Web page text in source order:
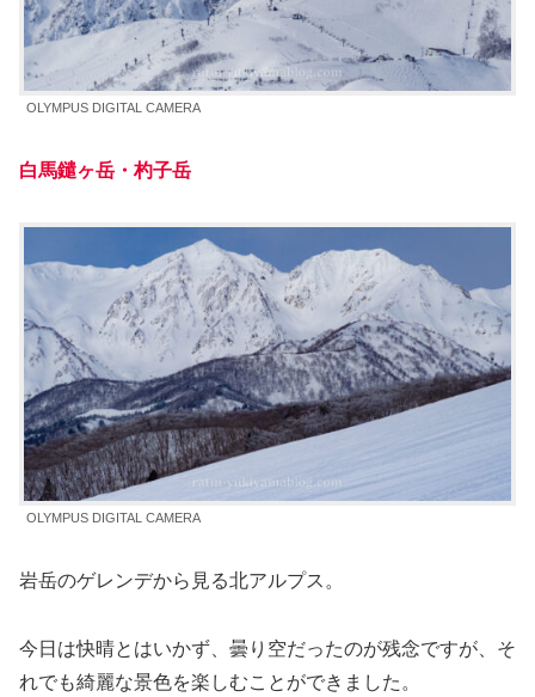
OLYMPUS DIGITAL CAMERA
白馬鑓ヶ岳・杓子岳
OLYMPUS DIGITAL CAMERA
岩岳のゲレンデから見る北アルプス。
今日は快晴とはいかず、曇り空だったのが残念ですが、そ
れでも綺麗な景色を楽しむことができました。